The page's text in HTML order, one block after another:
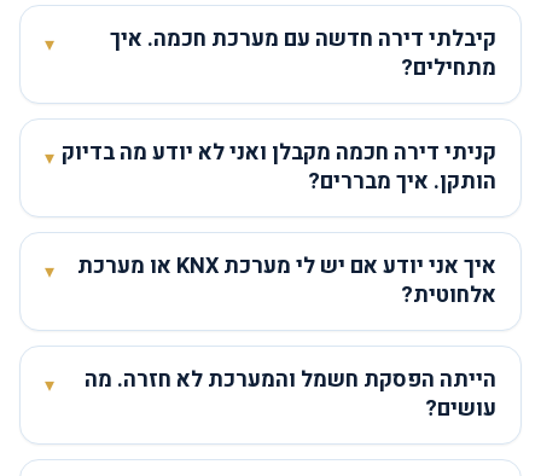
קיבלתי דירה חדשה עם מערכת חכמה. איך
מתחילים?
▾
קניתי דירה חכמה מקבלן ואני לא יודע מה בדיוק
הותקן. איך מבררים?
▾
איך אני יודע אם יש לי מערכת KNX או מערכת
אלחוטית?
▾
הייתה הפסקת חשמל והמערכת לא חזרה. מה
עושים?
▾